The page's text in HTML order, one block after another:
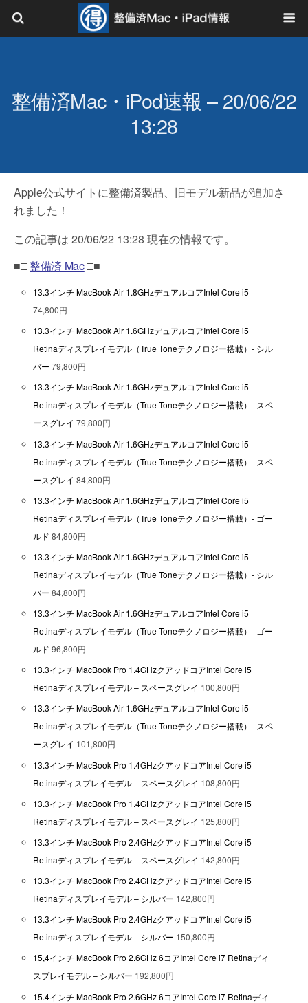
整備済Mac・iPod速報 – 20/06/22
13:28
Apple公式サイトに整備済製品、旧モデル新品が追加さ
れました！
この記事は 20/06/22 13:28 現在の情報です。
■□整備済 Mac□■
13.3インチ MacBook Air 1.8GHzデュアルコアIntel Core i5
74,800円
13.3インチ MacBook Air 1.6GHzデュアルコアIntel Core i5
Retinaディスプレイモデル（True Toneテクノロジー搭載）- シル
バー79,800円
13.3インチ MacBook Air 1.6GHzデュアルコアIntel Core i5
Retinaディスプレイモデル（True Toneテクノロジー搭載）- スペ
ースグレイ79,800円
13.3インチ MacBook Air 1.6GHzデュアルコアIntel Core i5
Retinaディスプレイモデル（True Toneテクノロジー搭載）- スペ
ースグレイ84,800円
13.3インチ MacBook Air 1.6GHzデュアルコアIntel Core i5
Retinaディスプレイモデル（True Toneテクノロジー搭載）- ゴー
ルド84,800円
13.3インチ MacBook Air 1.6GHzデュアルコアIntel Core i5
Retinaディスプレイモデル（True Toneテクノロジー搭載）- シル
バー84,800円
13.3インチ MacBook Air 1.6GHzデュアルコアIntel Core i5
Retinaディスプレイモデル（True Toneテクノロジー搭載）- ゴー
ルド96,800円
13.3インチ MacBook Pro 1.4GHzクアッドコアIntel Core i5
Retinaディスプレイモデル – スペースグレイ 100,800円
13.3インチ MacBook Air 1.6GHzデュアルコアIntel Core i5
Retinaディスプレイモデル（True Toneテクノロジー搭載）- スペ
ースグレイ 101,800円
13.3インチ MacBook Pro 1.4GHzクアッドコアIntel Core i5
Retinaディスプレイモデル – スペースグレイ 108,800円
13.3インチ MacBook Pro 1.4GHzクアッドコアIntel Core i5
Retinaディスプレイモデル – スペースグレイ 125,800円
13.3インチ MacBook Pro 2.4GHzクアッドコアIntel Core i5
Retinaディスプレイモデル – スペースグレイ 142,800円
13.3インチ MacBook Pro 2.4GHzクアッドコアIntel Core i5
Retinaディスプレイモデル – シルバー 142,800円
13.3インチ MacBook Pro 2.4GHzクアッドコアIntel Core i5
Retinaディスプレイモデル – シルバー 150,800円
15,4インチ MacBook Pro 2.6GHz 6コアIntel Core i7 Retinaディ
スプレイモデル – シルバー 192,800円
15.4インチ MacBook Pro 2.6GHz 6コアIntel Core i7 Retinaディ